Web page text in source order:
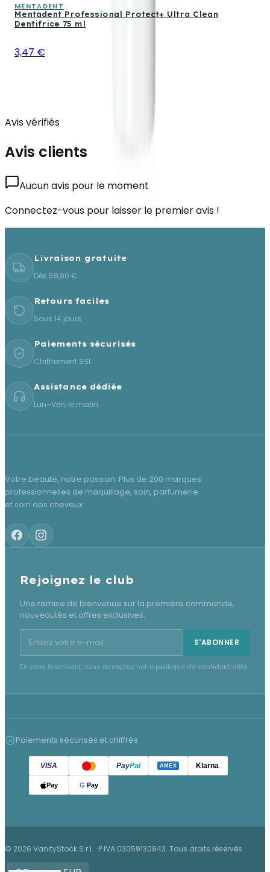
MENTADENT
Mentadent Professional Protect+ Ultra Clean
Dentifrice 75 ml
3,47 €
Avis vérifiés
Avis clients
Aucun avis pour le moment
Connectez-vous pour laisser le premier avis !
Livraison gratuite
Dès 59,90 €
Retours faciles
Sous 14 jours
Paiements sécurisés
Chiffrement SSL
Assistance dédiée
Lun–Ven, le matin
Votre beauté, notre passion. Plus de 200 marques
professionnelles de maquillage, soin, parfumerie
et soin des cheveux.
Rejoignez le club
Une remise de bienvenue sur la première commande,
nouveautés et offres exclusives.
Adresse e-mail pour la newsletter S'ABONNER
En vous inscrivant, vous acceptez notre politique de confidentialité.
Paiements sécurisés et chiffrés
VISA PayPal AMEX Klarna.
Pay G Pay
© 2026 VanityStock S.r.l. · P.IVA 03059130843. Tous droits réservés.